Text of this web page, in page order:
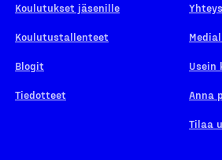
Koulutukset jäsenille
Koulutustallenteet
Blogit
Tiedotteet
Usein
Anna
Tilaa